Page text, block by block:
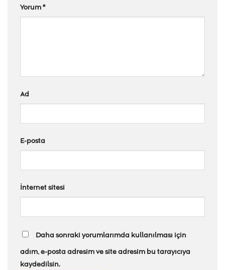
Yorum*
Ad
E-posta
İnternet sitesi
Daha sonraki yorumlarımda kullanılması için
adım, e-posta adresim ve site adresim bu tarayıcıya
kaydedilsin.